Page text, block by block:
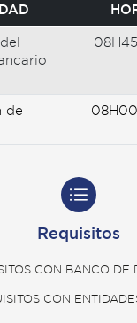
de
Requisitos
CON BANCO DE
CON